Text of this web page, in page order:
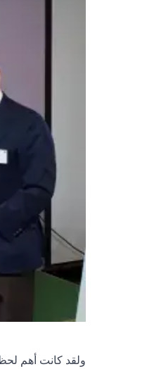
ولقد كانت أهم